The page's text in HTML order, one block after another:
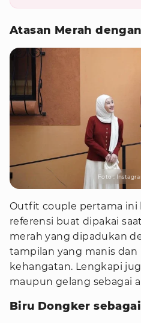
Atasan Merah
Foto :
Outfit couple pertama ini
referensi buat dipakai
merah yang dipadukan
tampilan yang manis
kehangatan. Lengkapi
maupun gelang sebagai
Biru Dongker